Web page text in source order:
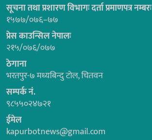
सूचना तथा प्रशारण विभागः दर्ता प्रमाणपत्र नम्बरः
१५७७/०७६–७७
प्रेस काउन्सिल नेपालः
२१५/०७६/०७७
ठेगाना
भरतपुर-७ मध्यबिन्दु टोल, चितवन
सम्पर्क नं.
९८५५०२४७२१
ईमेल
kapurbotnews@gmail.com